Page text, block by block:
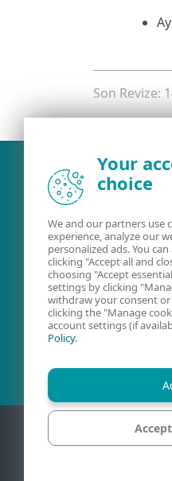
Son Revize:
Kullanıcı
Your
choice
We and our partners use
experience, analyze our
personalized ads. You
clicking "Accept all and
choosing "Accept
settings by clicking
withdraw your consent
clicking the "Manage
account settings (if
Policy.